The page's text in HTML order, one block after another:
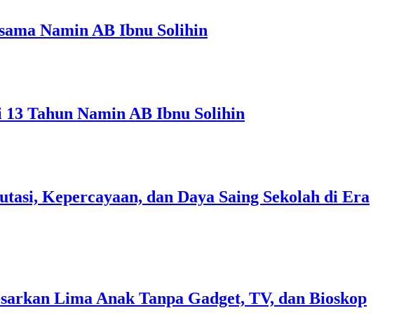
Namin AB Ibnu Solihin
Tahun Namin AB Ibnu Solihin
Kepercayaan, dan Daya Saing Sekolah di Era
Lima Anak Tanpa Gadget, TV, dan Bioskop